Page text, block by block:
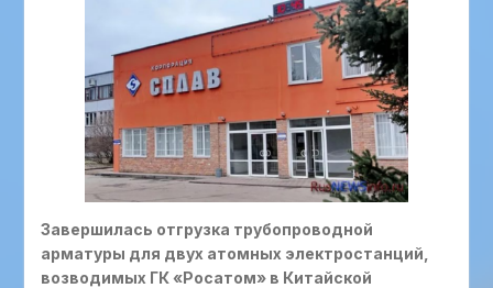
Завершилась отгрузка трубопроводной
арматуры для двух атомных электростанций,
возводимых ГК «Росатом» в Китайской